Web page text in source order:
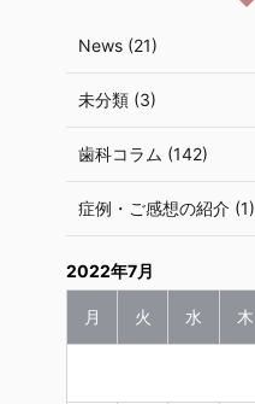
News (21)
未分類 (3)
歯科コラム (142)
症例・ご感想の紹介 (1)
2022年7月
月 火 水 木